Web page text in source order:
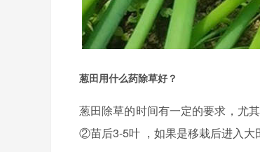
葱田用什么药除草好？
葱田除草的时间有一定的要求，尤其
②苗后3-5叶 ，如果是移栽后进入大